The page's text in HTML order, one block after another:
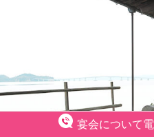
宴会について